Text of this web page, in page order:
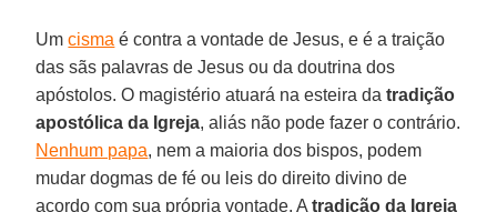
Umcisma é contra a vontade de Jesus, e é a traição
das sãs palavras de Jesus ou da doutrina dos
apóstolos. O magistério atuará na esteira datradição
apostólica da Igreja, aliás não pode fazer o contrário.
Nenhum papa, nem a maioria dos bispos, podem
mudar dogmas de fé ou leis do direito divino de
acordo com sua própria vontade. Atradição da Igreja